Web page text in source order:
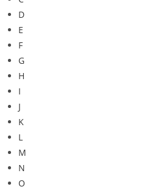
D
E
F
G
H
I
J
K
L
M
N
O